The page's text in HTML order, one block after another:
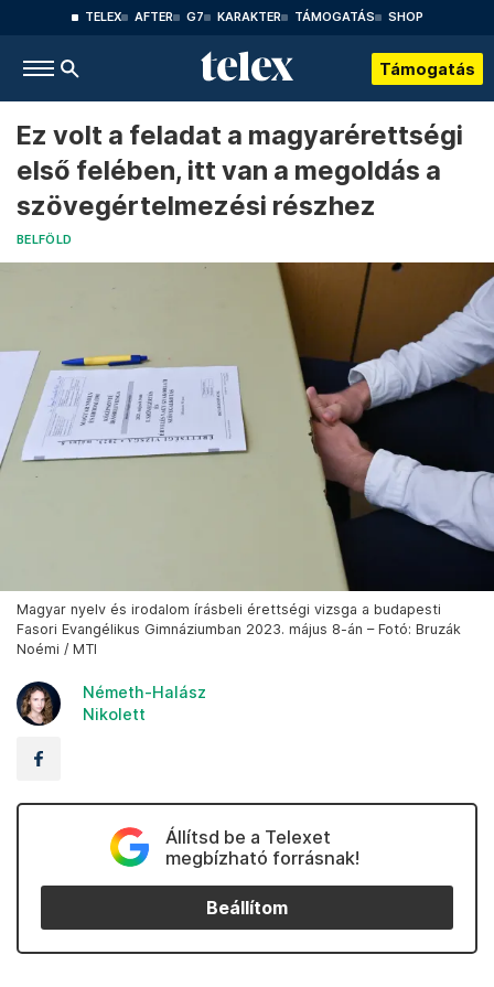
TELEX AFTER G7 KARAKTER TÁMOGATÁS SHOP
Támogatás
Ez volt a feladat a magyarérettségi
első felében, itt van a megoldás a
szövegértelmezési részhez
BELFÖLD
Magyar nyelv és irodalom írásbeli érettségi vizsga a budapesti
Fasori Evangélikus Gimnáziumban 2023. május 8-án – Fotó: Bruzák
Noémi / MTI
Németh-Halász
Nikolett
Állítsd be a Telexet
megbízható forrásnak!
Beállítom